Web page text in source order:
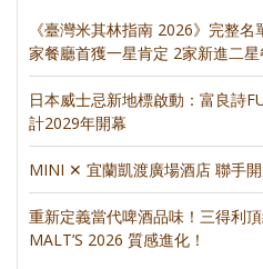
《臺灣米其林指南 2026》完整
家餐廳首獲一星肯定 2家新進二
日本威士忌新地標啟動：富良詩
計2029年開幕
MINI ✕ 宜蘭凱渡廣場酒店 聯手
重新定義當代啤酒品味！三得利
MALT’S 2026 質感進化！